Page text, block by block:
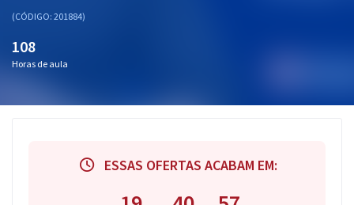
(CÓDIGO: 201884)
108
Horas de aula
ESSAS OFERTAS ACABAM EM: